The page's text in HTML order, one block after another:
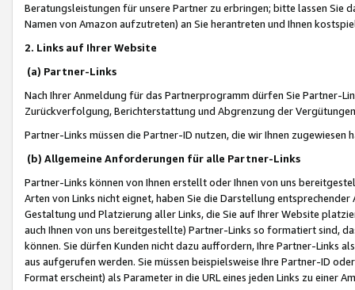
Beratungsleistungen für unsere Partner zu erbringen; bitte lassen Sie
Namen von Amazon aufzutreten) an Sie herantreten und Ihnen
2. Links auf Ihrer Website
(a) Partner-Links
Nach Ihrer Anmeldung für das Partnerprogramm dürfen Sie Partner-
Zurückverfolgung, Berichterstattung und Abgrenzung der
Partner-Links müssen die Partner-ID nutzen, die wir Ihnen zugewiesen
(b) Allgemeine Anforderungen für alle Partner-Links
Partner-Links können von Ihnen erstellt oder Ihnen von uns
Arten von Links nicht eignet, haben Sie die Darstellung
Gestaltung und Platzierung aller Links, die Sie auf Ihrer Website
auch Ihnen von uns bereitgestellte) Partner-Links so formatiert sind,
können. Sie dürfen Kunden nicht dazu auffordern, Ihre Partner-Links
aus aufgerufen werden. Sie müssen beispielsweise Ihre Partner-ID
Format erscheint) als Parameter in die URL eines jeden Links zu einer